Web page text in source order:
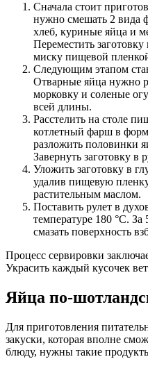
Сначала стоит
нужно смешать 2 вида
хлеб, куриные яйца и
Переместить
миску пищевой
Следующим этапом
Отварные яйца нужно
морковку и соленые
всей длины.
Расстелить на столе
котлетный фарш в
разложить половинки
Завернуть заготовку в
Уложить заготовку в
удалив пищевую
растительным маслом.
Поставить рулет в
температуре 180 °С.
смазать поверхность
Процесс сервировки
Украсить каждый кусочек
Яйца по-
Для приготовления
закуски, которая вполне
блюду, нужны такие